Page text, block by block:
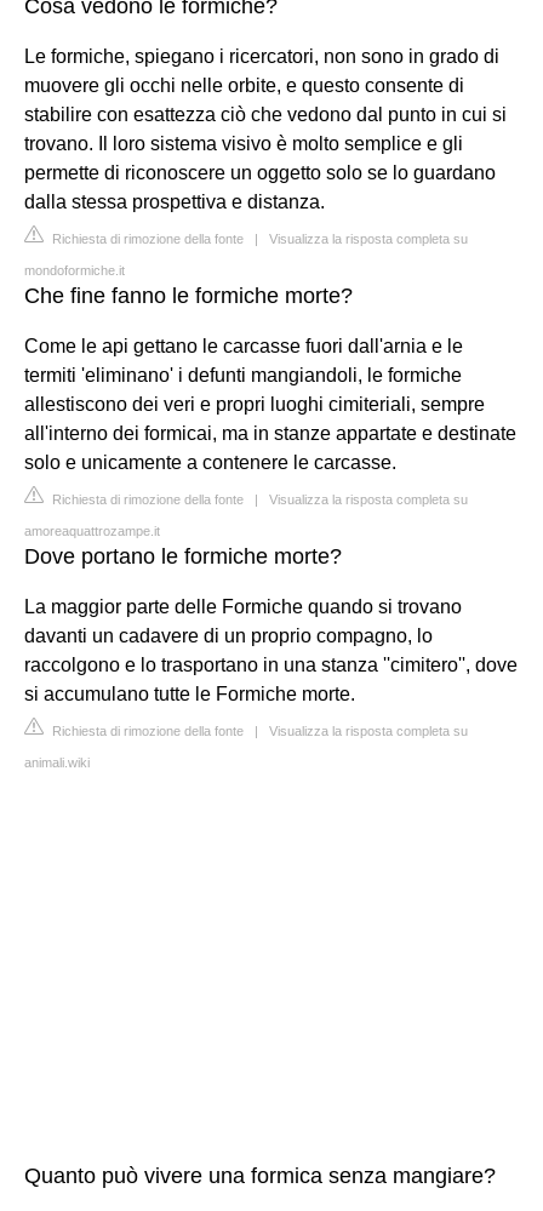
Cosa vedono le formiche?
Le formiche, spiegano i ricercatori, non sono in grado di
muovere gli occhi nelle orbite, e questo consente di
stabilire con esattezza ciò che vedono dal punto in cui si
trovano. Il loro sistema visivo è molto semplice e gli
permette di riconoscere un oggetto solo se lo guardano
dalla stessa prospettiva e distanza.
Richiesta di rimozione della fonte | Visualizza la risposta completa su
mondoformiche.it
Che fine fanno le formiche morte?
Come le api gettano le carcasse fuori dall'arnia e le
termiti 'eliminano' i defunti mangiandoli, le formiche
allestiscono dei veri e propri luoghi cimiteriali, sempre
all'interno dei formicai, ma in stanze appartate e destinate
solo e unicamente a contenere le carcasse.
Richiesta di rimozione della fonte | Visualizza la risposta completa su
amoreaquattrozampe.it
Dove portano le formiche morte?
La maggior parte delle Formiche quando si trovano
davanti un cadavere di un proprio compagno, lo
raccolgono e lo trasportano in una stanza ''cimitero'', dove
si accumulano tutte le Formiche morte.
Richiesta di rimozione della fonte | Visualizza la risposta completa su
animali.wiki
Quanto può vivere una formica senza mangiare?